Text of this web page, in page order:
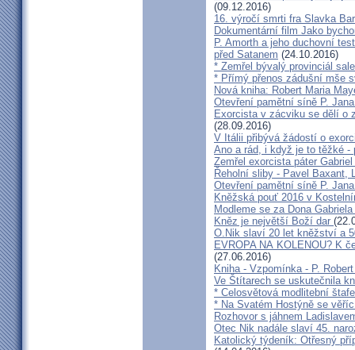
(09.12.2016)
16. výročí smrti fra Slavka
Dokumentární film Jako
P. Amorth a jeho duchovní
před Satanem (24.10.2016)
* Zemřel bývalý provinciál
* Přímý přenos zádušní mše
Nová kniha: Robert Maria
Otevření pamětní síně P.
Exorcista v zácviku se dělí o
(28.09.2016)
V Itálii přibývá žádostí o
Ano a rád, i když je to těžké -
Zemřel exorcista páter Gabriel
Řeholní sliby - Pavel Baxant,
Otevření pamětní síně P.
Kněžská pouť 2016 v
Modleme se za Dona
Kněz je největší Boží dar
O.Nik slaví 20 let kněžství a
EVROPA NA KOLENOU? K
(27.06.2016)
Kniha - Vzpomínka - P.
Ve Štítarech se uskutečnila
* Celosvětová modlitební
* Na Svatém Hostýně se
Rozhovor s jáhnem
Otec Nik nadále slaví 45.
Katolický týdeník: Otřesný